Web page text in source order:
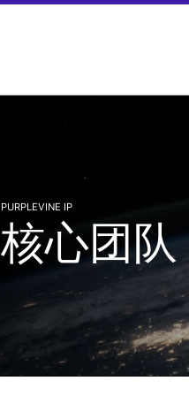
PURPLEVINE IP
核心团队